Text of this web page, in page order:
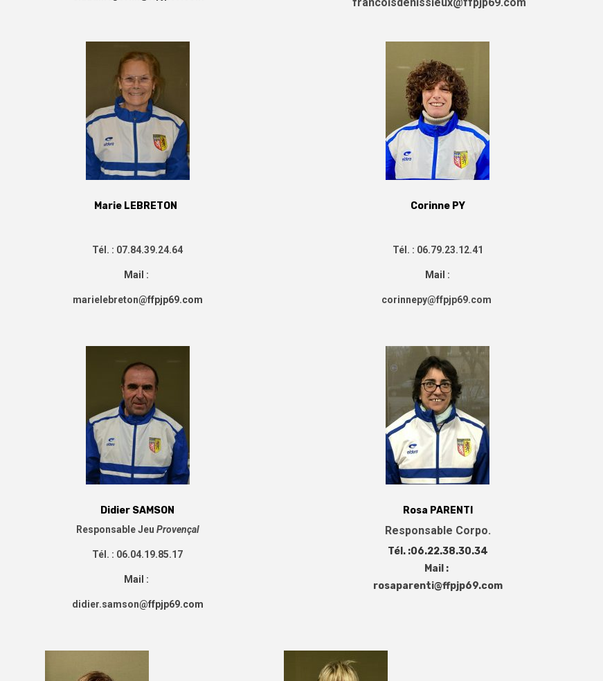
Marie LEBRETON
Tél. : 07.84.39.24.64
Mail :
marielebreton@ffpjp69.com
Corinne PY
Tél. : 06.79.23.12.41
Mail :
corinnepy@ffpjp69.com
Didier SAMSON
ResponsableJeu Provençal
Tél. : 06.04.19.85.17
Mail :
didier.samson@ffpjp69.com
Rosa PARENTI
Responsable Corpo.
Tél. :06.22.38.30.34
Mail :
rosaparenti@ffpjp69.com